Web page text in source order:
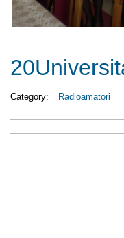
Category: Radioamatori